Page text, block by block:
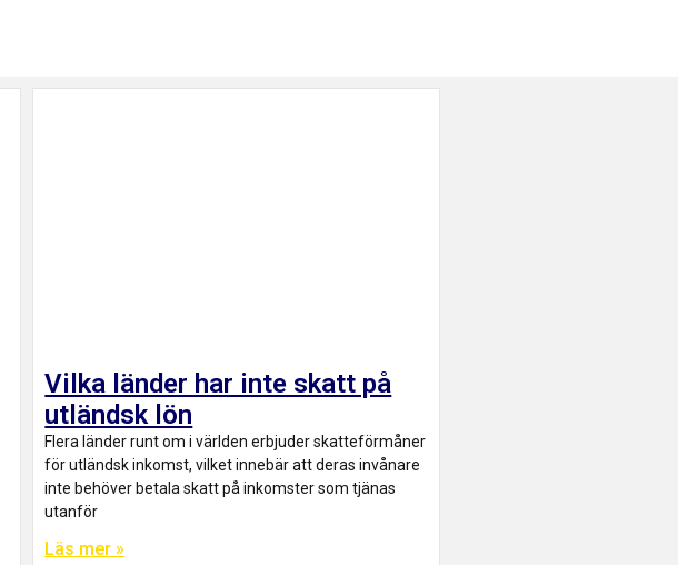
Vilka länder har inte skatt på
utländsk lön
Flera länder runt om i världen erbjuder skatteförmåner
för utländsk inkomst, vilket innebär att deras invånare
inte behöver betala skatt på inkomster som tjänas
utanför
Läs mer »